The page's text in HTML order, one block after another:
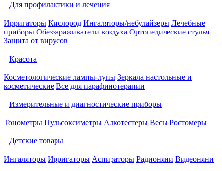
Для профилактики и лечения
Ирригаторы Кислород Ингаляторы/небулайзеры Лечебные
приборы Обеззараживатели воздуха Ортопедические стулья
Защита от вирусов
Красота
Косметологические лампы-лупы Зеркала настольные и
косметические Все для парафинотерапии
Измерительные и диагностические приборы
Тонометры Пульсоксиметры Алкотестеры Весы Ростомеры
Детские товары
Ингаляторы Ирригаторы Аспираторы Радионяни Видеоняни